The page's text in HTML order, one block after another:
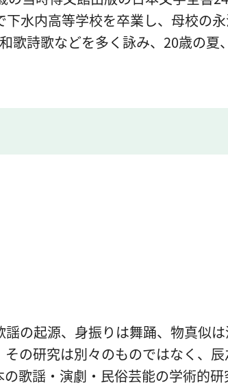
水内高等学校を卒業し、母校の
歌詩歌などを多く詠み、20歳の
の起源、身振りは舞踊、物真似
の研究は別々のものではなく、
歌謡・演劇・民俗芸能の学術的